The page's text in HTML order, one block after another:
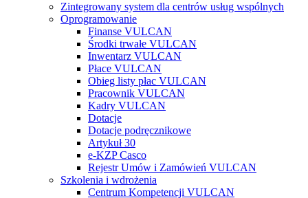
Zintegrowany system dla centrów usług wspólnych
Oprogramowanie
Finanse VULCAN
Środki trwałe VULCAN
Inwentarz VULCAN
Płace VULCAN
Obieg listy płac VULCAN
Pracownik VULCAN
Kadry VULCAN
Dotacje
Dotacje podręcznikowe
Artykuł 30
e-KZP Casco
Rejestr Umów i Zamówień VULCAN
Szkolenia i wdrożenia
Centrum Kompetencji VULCAN